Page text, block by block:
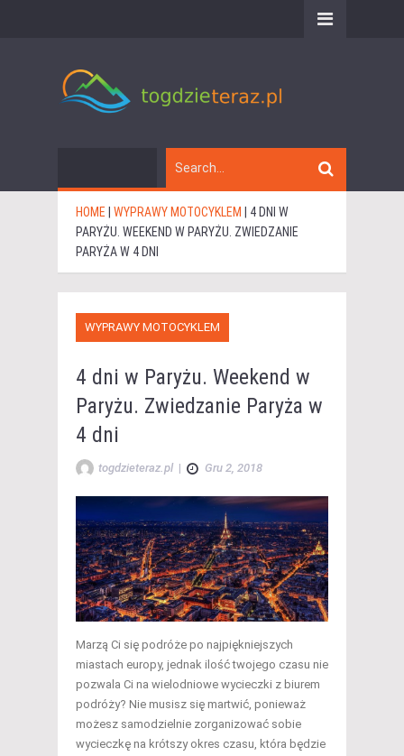
HOME WYPRAWY MOTOCYKLEM
4 DNI W
PARYŻU. WEEKEND W PARYŻU. ZWIEDZANIE
PARYŻA W 4 DNI
WYPRAWY MOTOCYKLEM
4 dni w Paryżu. Weekend w
Paryżu. Zwiedzanie Paryża w
4 dni
togdzieteraz.pl | Gru 2, 2018
Marzą Ci się podróże po najpiękniejszych
miastach europy, jednak ilość twojego czasu nie
pozwala Ci na wielodniowe wycieczki z biurem
podróży? Nie musisz się martwić, ponieważ
możesz samodzielnie zorganizować sobie
wycieczkę na krótszy okres czasu, która będzie